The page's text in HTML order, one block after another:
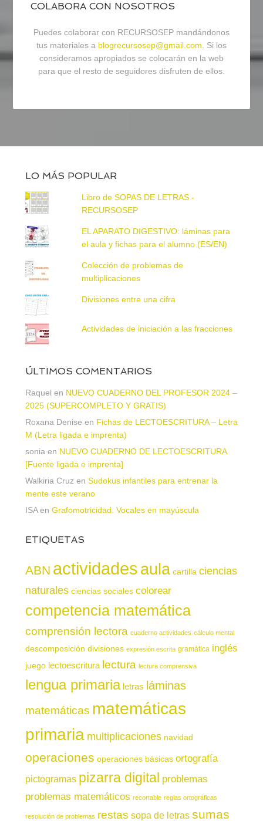
COLABORA CON NOSOTROS
Puedes colaborar con RECURSOSEP mandándonos
tus materiales a blogrecursosep@gmail.com. Si los
consideramos apropiados se colocarán en la web
para que el resto de seguidores disfruten de ellos.
LO MÁS POPULAR
Libro de SOPAS DE LETRAS -
RECURSOSEP
EL APARATO DIGESTIVO: láminas para
el aula y fichas para el alumno (ES/EN)
Colección de problemas de
multiplicaciones
Divisiones entre una cifra
Actividades de iniciación a las fracciones
ÚLTIMOS COMENTARIOS
Raquel en NUEVO CUADERNO DEL PROFESOR 2024 –
2025 (SUPERCOMPLETO Y GRATIS)
Roxana Denise en Fichas de LECTOESCRITURA – Letra
M (Letra ligada e imprenta)
sonia en NUEVO CUADERNO DE LECTOESCRITURA
[Fuente ligada e imprenta]
Walkiria Cruz en Sudokus infantiles para entrenar la
mente este verano
ISAen Grafomotricidad. Vocales en mayúscula
ETIQUETAS
ABN actividadesaula cartilla ciencias
naturales ciencias sociales colorear
competencia matemática
comprensión lectora cuaderno actividades cálculo mental
descomposición divisiones expresión escrita gramática inglés
juego lectoescritura lectura lectura comprensiva
lengua primaria letras láminas
matemáticas matemáticas
primaria multiplicaciones navidad
operaciones operaciones básicas ortografía
pictogramas pizarra digital problemas
problemas matemáticos recortable reglas ortográficas
resolución de problemas restas sopa de letras sumas